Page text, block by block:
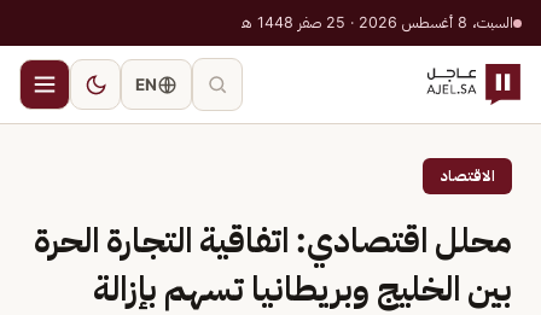
السبت، 8 أغسطس 2026 · 25 صفر 1448 هـ
EN
الاقتصاد
محلل اقتصادي: اتفاقية التجارة الحرة
بين الخليج وبريطانيا تسهم بإزالة